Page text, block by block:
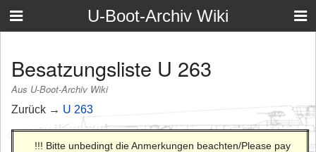
U-Boot-Archiv Wiki
Besatzungsliste U 263
Aus U-Boot-Archiv Wiki
Zurück → U 263
!!! Bitte unbedingt die Anmerkungen beachten/Please pay